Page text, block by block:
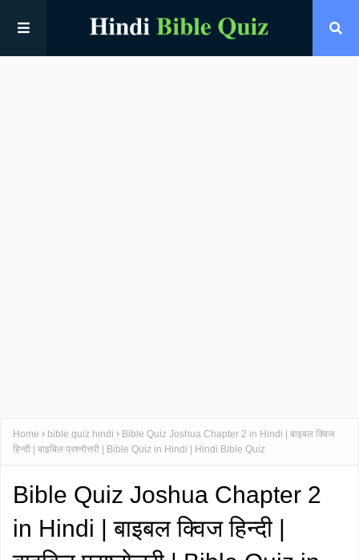
Home bible quiz hindi
Bible Quiz Joshua Chapter 2 in Hindi | बाइबल क्विज
हिन्दी | बाइबिल प्रश्नोत्तरी | Bible Quiz in Hindi | Hindi Bible Quiz
Bible Quiz Joshua Chapter 2
in Hindi | बाइबल क्विज हिन्दी |